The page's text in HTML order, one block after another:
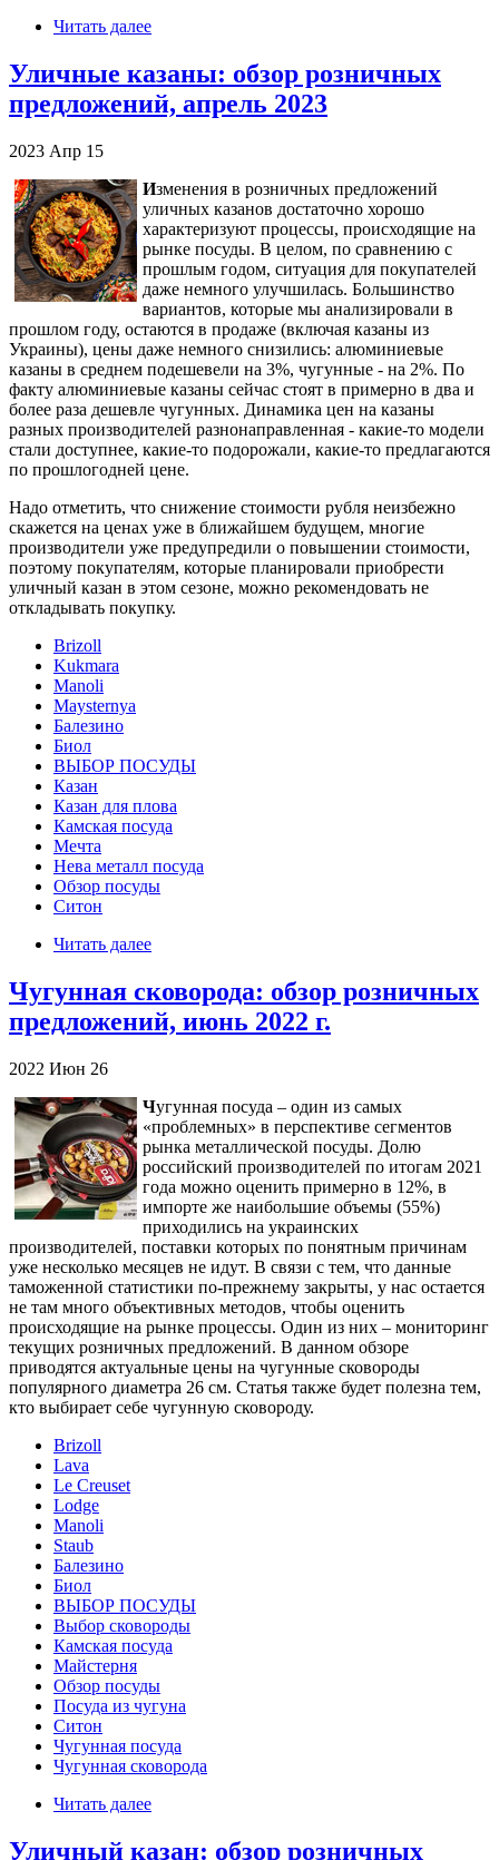
Читать далее
Уличные казаны: обзор розничных
предложений, апрель 2023
2023 Апр 15
Изменения в розничных предложений
уличных казанов достаточно хорошо
характеризуют процессы, происходящие на
рынке посуды. В целом, по сравнению с
прошлым годом, ситуация для покупателей
даже немного улучшилась. Большинство
вариантов, которые мы анализировали в
прошлом году, остаются в продаже (включая казаны из
Украины), цены даже немного снизились: алюминиевые
казаны в среднем подешевели на 3%, чугунные - на 2%. По
факту алюминиевые казаны сейчас стоят в примерно в два и
более раза дешевле чугунных. Динамика цен на казаны
разных производителей разнонаправленная - какие-то модели
стали доступнее, какие-то подорожали, какие-то предлагаются
по прошлогодней цене.
Надо отметить, что снижение стоимости рубля неизбежно
скажется на ценах уже в ближайшем будущем, многие
производители уже предупредили о повышении стоимости,
поэтому покупателям, которые планировали приобрести
уличный казан в этом сезоне, можно рекомендовать не
откладывать покупку.
Brizoll
Kukmara
Manoli
Maysternya
Балезино
Биол
ВЫБОР ПОСУДЫ
Казан
Казан для плова
Камская посуда
Мечта
Нева металл посуда
Обзор посуды
Ситон
Читать далее
Чугунная сковорода: обзор розничных
предложений, июнь 2022 г.
2022 Июн 26
Чугунная посуда – один из самых
«проблемных» в перспективе сегментов
рынка металлической посуды. Долю
российский производителей по итогам 2021
года можно оценить примерно в 12%, в
импорте же наибольшие объемы (55%)
приходились на украинских
производителей, поставки которых по понятным причинам
уже несколько месяцев не идут. В связи с тем, что данные
таможенной статистики по-прежнему закрыты, у нас остается
не там много объективных методов, чтобы оценить
происходящие на рынке процессы. Один из них – мониторинг
текущих розничных предложений. В данном обзоре
приводятся актуальные цены на чугунные сковороды
популярного диаметра 26 см. Статья также будет полезна тем,
кто выбирает себе чугунную сковороду.
Brizoll
Lava
Le Creuset
Lodge
Manoli
Staub
Балезино
Биол
ВЫБОР ПОСУДЫ
Выбор сковороды
Камская посуда
Майстерня
Обзор посуды
Посуда из чугуна
Ситон
Чугунная посуда
Чугунная сковорода
Читать далее
Уличный казан: обзор розничных